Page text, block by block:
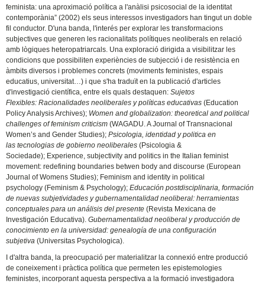
feminista: una aproximació política a l'anàlisi psicosocial de la identitat
contemporània” (2002) els seus interessos investigadors han tingut un doble
fil conductor. D'una banda, l'interés per explorar les transformacions
subjectives que generen les racionalitats polítiques neoliberals en relació
amb lògiques heteropatriarcals. Una exploració dirigida a visibilitzar les
condicions que possibiliten experiències de subjecció i de resistència en
àmbits diversos i problemes concrets (moviments feministes, espais
educatius, universitat…) i que s'ha traduït en la publicació d'articles
d'investigació científica, entre els quals destaquen:Sujetos
Flexibles: Racionalidades neoliberales y políticas educativas (Education
Policy Analysis Archives); Women and globalization: theoretical and political
challenges of feminism criticism (WAGADU. A Journal of Transnacional
Women’s and Gender Studies);Psicologia, identidad y politica en
las tecnologias de gobierno neoliberales (Psicologia &
Sociedade); Experience, subjectivity and politics in the Italian feminist
movement: redefining boundaries betwen body and discourse (European
Journal of Womens Studies); Feminism and identity in political
psychology (Feminism & Psychology); Educación postdisciplinaria, formación
de nuevas subjetividades y gubernamentalidad neoliberal: herramientas
conceptuales para un análisis del presente (Revista Mexicana de
Investigación Educativa).Gubernamentalidad neoliberal y producción de
conocimiento en la universidad: genealogía de una configuración
subjetiva (Universitas Psychologica).
I d'altra banda, la preocupació per materialitzar la connexió entre producció
de coneixement i pràctica política que permeten les epistemologies
feministes, incorporant aquesta perspectiva a la formació investigadora